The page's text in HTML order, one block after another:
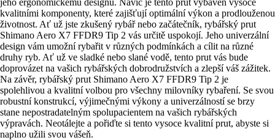
kvalitními komponenty, které zajišťují optimální výkon a prodlouženou
životnost. Ať už jste zkušený rybář nebo začátečník, rybářský prut
Shimano Aero X7 FFDR9 Tip 2 vás určitě uspokojí. Jeho univerzální
design vám umožní rybařit v různých podmínkách a cílit na různé
druhy ryb. Ať už ve sladké nebo slané vodě, tento prut vás bude
doprovázet na vašich rybářských dobrodružstvích a zlepší váš zážitek.
Na závěr, rybářský prut Shimano Aero X7 FFDR9 Tip 2 je
spolehlivou a kvalitní volbou pro všechny milovníky rybaření. Se svou
robustní konstrukcí, výjimečnými výkony a univerzálností se brzy
stane nepostradatelným spolupacientem na vašich rybářských
výpravách. Neotálejte a pořiďte si tento vysoce kvalitní prut, abyste si
naplno užili svou vášeň.